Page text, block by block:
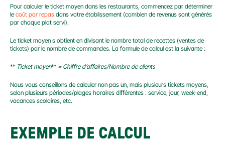
Pour calculer le ticket moyen dans les restaurants, commencez par déterminer
le coût par repas dans votre établissement (combien de revenus sont générés
par chaque plat servi).
Le ticket moyen s'obtient en divisant le nombre total de recettes (ventes de
tickets) par le nombre de commandes. La formule de calcul est la suivante :
** Ticket moyen** = Chiffre d’affaires/Nombre de clients
Nous vous conseillons de calculer non pas un, mais plusieurs tickets moyens,
selon plusieurs périodes/plages horaires différentes : service, jour, week-end,
vacances scolaires, etc.
EXEMPLE DE CALCUL